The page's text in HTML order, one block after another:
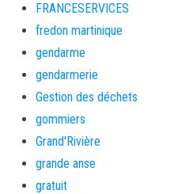
FRANCESERVICES
fredon martinique
gendarme
gendarmerie
Gestion des déchets
gommiers
Grand'Rivière
grande anse
gratuit